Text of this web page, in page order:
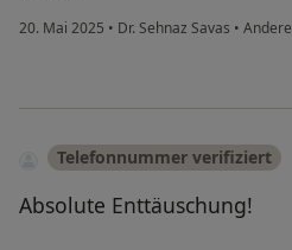
20. Mai 2025 • Dr. Sehnaz Savas • Andere
Telefonnummer verifiziert
Absolute Enttäuschung!